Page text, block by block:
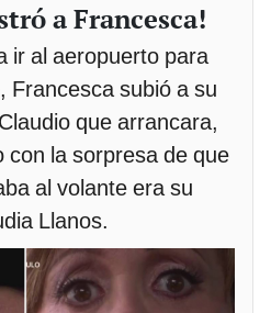
a Francesca!
ir al aeropuerto para
Francesca subió a su
que arrancara,
con la sorpresa de que
al volante era su
Llanos.